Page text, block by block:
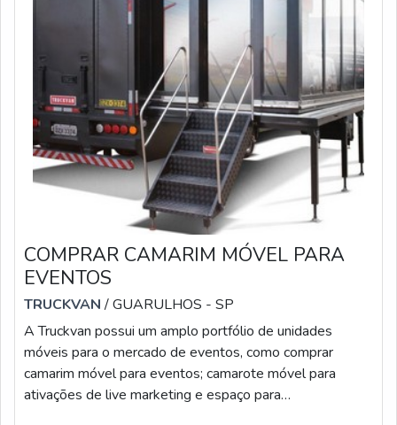
COMPRAR CAMARIM MÓVEL PARA
EVENTOS
TRUCKVAN/ GUARULHOS - SP
A Truckvan possui um amplo portfólio de unidades
móveis para o mercado de eventos, como comprar
camarim móvel para eventos; camarote móvel para
ativações de live marketing e espaço para